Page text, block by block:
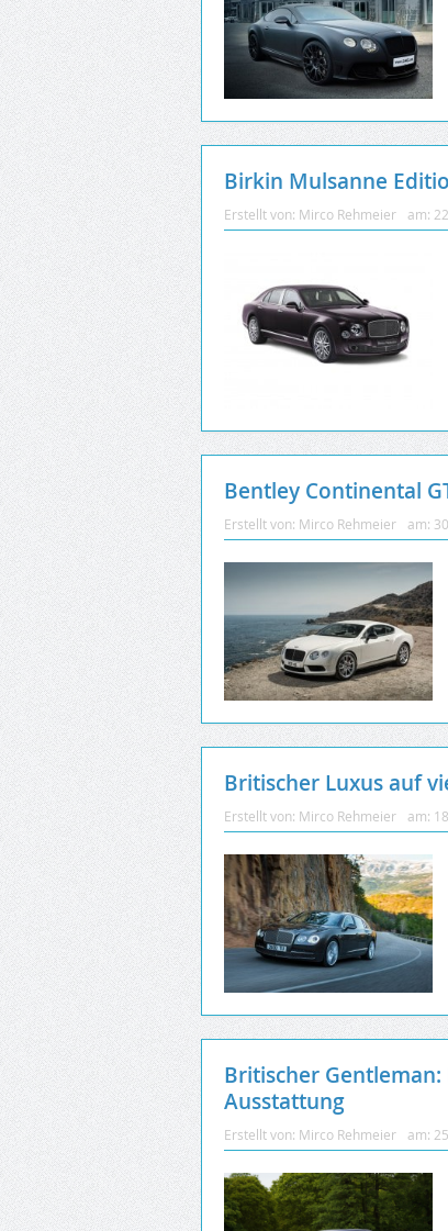
Birkin Mulsanne
Erstellt von: Mirco Rehmeier am:
Bentley Continental
Erstellt von: Mirco Rehmeier am:
Britischer Luxus auf
Erstellt von: Mirco Rehmeier am:
Britischer
Ausstattung
Erstellt von: Mirco Rehmeier am: